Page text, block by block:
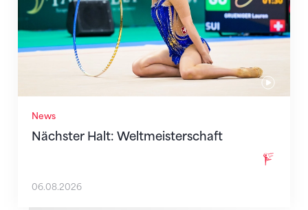
News
Nächster Halt: Weltmeisterschaft
06.08.2026